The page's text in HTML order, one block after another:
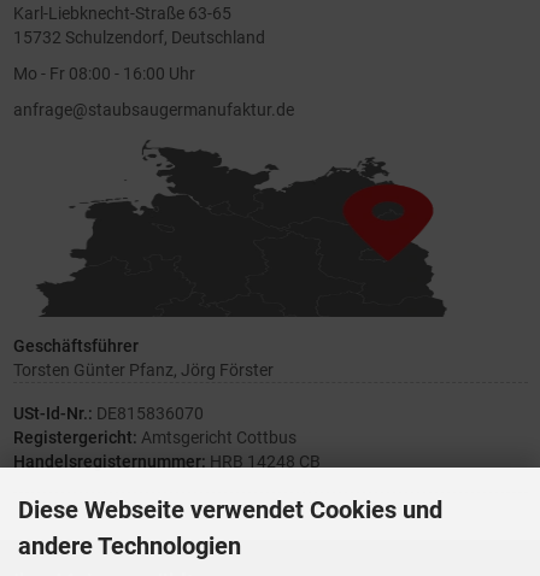
Karl-Liebknecht-Straße 63-65
15732 Schulzendorf, Deutschland
Mo - Fr 08:00 - 16:00 Uhr
anfrage@staubsaugermanufaktur.de
Geschäftsführer
Torsten Günter Pfanz, Jörg Förster
USt-Id-Nr.: DE815836070
Registergericht: Amtsgericht Cottbus
Handelsregisternummer: HRB 14248 CB
Diese Webseite verwendet Cookies und
andere Technologien